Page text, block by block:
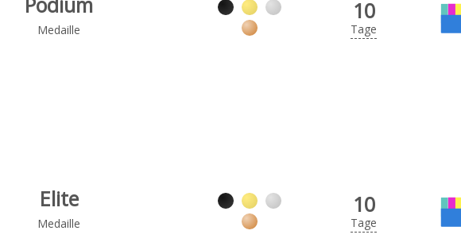
Medaille
10
Tage
Elite
Medaille
10
Tage